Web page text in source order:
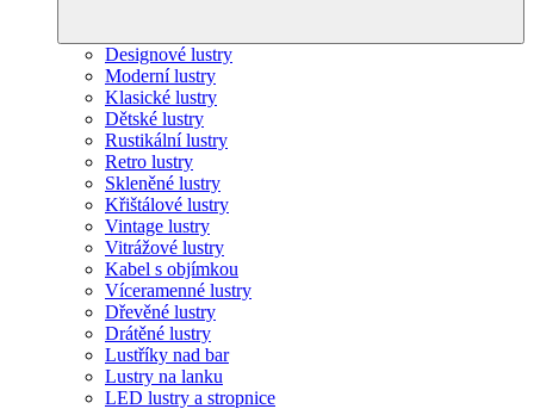
Designové lustry
Moderní lustry
Klasické lustry
Dětské lustry
Rustikální lustry
Retro lustry
Skleněné lustry
Křištálové lustry
Vintage lustry
Vitrážové lustry
Kabel s objímkou
Víceramenné lustry
Dřevěné lustry
Drátěné lustry
Lustříky nad bar
Lustry na lanku
LED lustry a stropnice